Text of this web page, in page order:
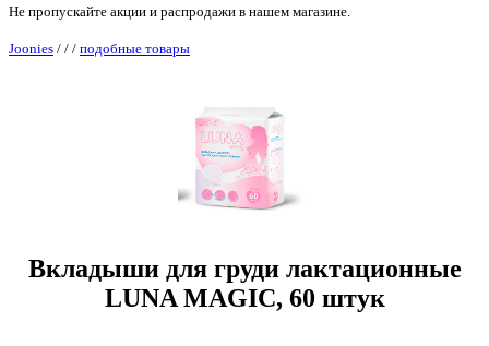
Не пропускайте акции и распродажи в нашем магазине.
Joonies / / / подобные товары
Вкладыши для груди лактационные
LUNA MAGIC, 60 штук